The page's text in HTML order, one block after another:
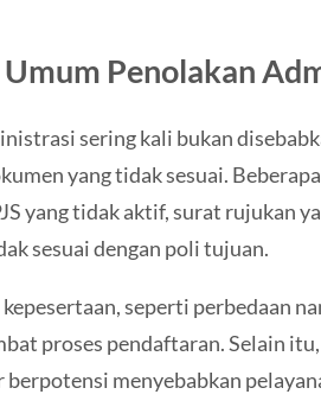
Penolakan
sering kali bukan
yang tidak sesuai.
yang tidak aktif, surat rujukan
sesuai dengan poli tujuan.
seperti perbedaan
proses pendaftaran. Selain
berpotensi menyebabkan